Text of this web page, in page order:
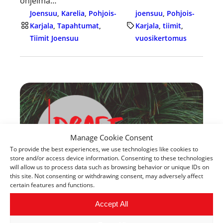
Manage Cookie Consent
To provide the best experiences, we use technologies like cookies to
store and/or access device information. Consenting to these technologies
will allow us to process data such as browsing behavior or unique IDs on
this site. Not consenting or withdrawing consent, may adversely affect
certain features and functions.
Accept All
Joensuu Karelia Pohjois-
Karjala Tapahtumat
Tiimit Joensuu
joensuu Pohjois-
Karjala , tiimit
vuosikertomus
Kuopion Draft-ohjelmassa
tasokkaita pitchauksia